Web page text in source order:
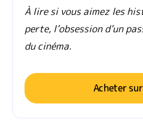
À lire si vous aimez les
perte, l’obsession d’un
du cinéma.
Acheter